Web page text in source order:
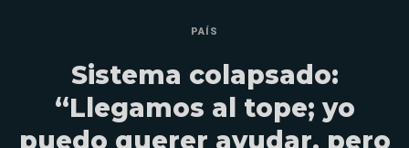
PAÍS
Sistema colapsado:
“Llegamos al tope; yo
puedo querer ayudar, pero